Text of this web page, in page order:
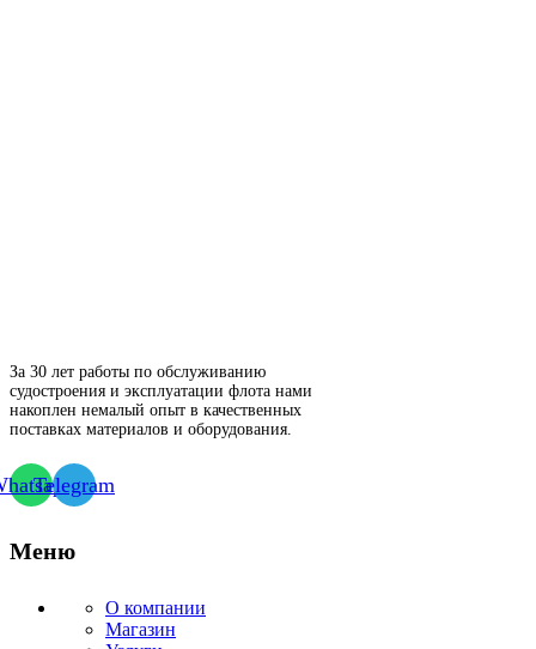
За 30 лет работы по обслуживанию
судостроения и эксплуатации флота нами
накоплен немалый опыт в качественных
поставках материалов и оборудования.
Telegram
Меню
О компании
Магазин